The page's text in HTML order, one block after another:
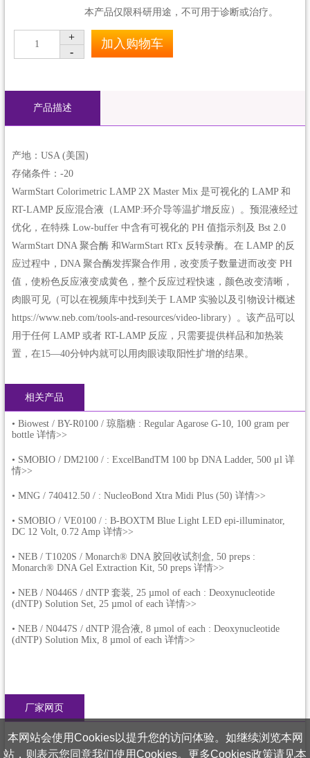
本产品仅限科研用途，不可用于诊断或治疗。
1
+
-
加入购物车
产品描述
产地：USA (美国)
存储条件：-20
WarmStart Colorimetric LAMP 2X Master Mix 是可视化的 LAMP 和
RT-LAMP 反应混合液（LAMP:环介导等温扩增反应）。预混液经过
优化，在特殊 Low-buffer 中含有可视化的 PH 值指示剂及 Bst 2.0
WarmStart DNA 聚合酶 和WarmStart RTx 反转录酶。在 LAMP 的反
应过程中，DNA 聚合酶发挥聚合作用，改变质子数量进而改变 PH
值，使粉色反应液变成黄色，整个反应过程快速，颜色改变清晰，
肉眼可见（可以在视频库中找到关于 LAMP 实验以及引物设计概述
https://www.neb.com/tools-and-resources/video-library）。该产品可以
用于任何 LAMP 或者 RT-LAMP 反应，只需要提供样品和加热装
置，在15—40分钟内就可以用肉眼读取阳性扩增的结果。
相关产品
• Biowest / BY-R0100 / 琼脂糖 : Regular Agarose G-10, 100 gram per
bottle 详情>>
• SMOBIO / DM2100 / : ExcelBandTM 100 bp DNA Ladder, 500 μl 详
情>>
• MNG / 740412.50 / : NucleoBond Xtra Midi Plus (50) 详情>>
• SMOBIO / VE0100 / : B-BOXTM Blue Light LED epi-illuminator,
DC 12 Volt, 0.72 Amp 详情>>
• NEB / T1020S / Monarch® DNA 胶回收试剂盒, 50 preps :
Monarch® DNA Gel Extraction Kit, 50 preps 详情>>
• NEB / N0446S / dNTP 套装, 25 µmol of each : Deoxynucleotide
(dNTP) Solution Set, 25 µmol of each 详情>>
• NEB / N0447S / dNTP 混合液, 8 µmol of each : Deoxynucleotide
(dNTP) Solution Mix, 8 µmol of each 详情>>
厂家网页
本网站会使用Cookies以提升您的访问体验。如继续浏览本网
站，则表示您同意我们使用Cookies。更多Cookies政策请见本